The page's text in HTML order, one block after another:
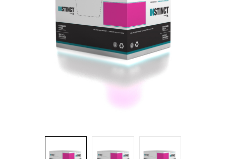
Chariots et manutention
Distributrices et supports
Grattoirs, moutons et racloirs pour vitres/planchers
Seaux, essoreuses
Tampons, porte-tampons et manches